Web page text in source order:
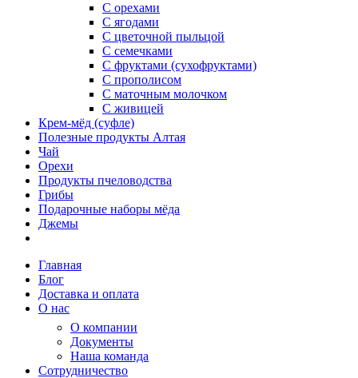
С орехами
С ягодами
С цветочной пыльцой
С семечками
С фруктами (сухофруктами)
С прополисом
С маточным молочком
С живицей
Крем-мёд (суфле)
Полезные продукты Алтая
Чай
Орехи
Продукты пчеловодства
Грибы
Подарочные наборы мёда
Джемы
Главная
Блог
Доставка и оплата
О нас
О компании
Документы
Наша команда
Сотрудничество